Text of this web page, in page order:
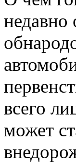
недавно
всего
может